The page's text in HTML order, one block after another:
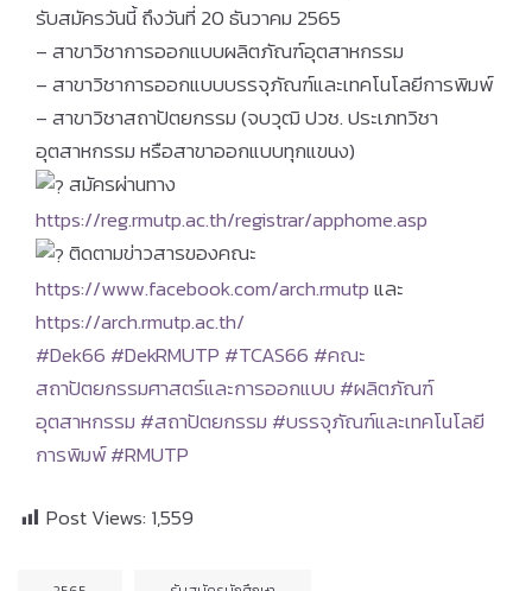
รับสมัครวันนี้ ถึงวันที่ 20 ธันวาคม 2565
– สาขาวิชาการออกแบบผลิตภัณฑ์อุตสาหกรรม
– สาขาวิชาการออกแบบบรรจุภัณฑ์และเทคโนโลยีการพิมพ์
– สาขาวิชาสถาปัตยกรรม (จบวุฒิ ปวช. ประเภทวิชา
อุตสาหกรรม หรือสาขาออกแบบทุกแขนง)
สมัครผ่านทาง
https://reg.rmutp.ac.th/registrar/apphome.asp
ติดตามข่าวสารของคณะ
https://www.facebook.com/arch.rmutpและ
https://arch.rmutp.ac.th/
#Dek66#DekRMUTP#TCAS66#คณะ
สถาปัตยกรรมศาสตร์และการออกแบบ#ผลิตภัณฑ์
อุตสาหกรรม#สถาปัตยกรรม#บรรจุภัณฑ์และเทคโนโลยี
การพิมพ์#RMUTP
Post Views: 1,559